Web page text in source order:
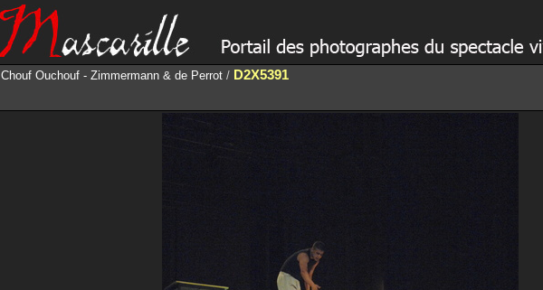
Chouf Ouchouf - Zimmermann & de Perrot / D2X5391